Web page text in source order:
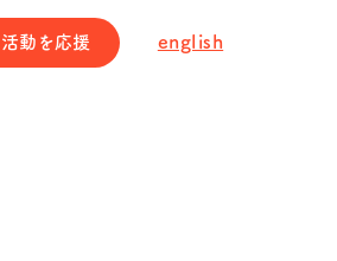
活動を応援 english